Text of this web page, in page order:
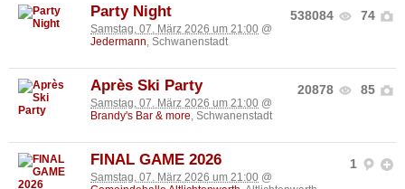
538084 74
Party Night
Samstag, 07. März 2026 um 21:00 @
Jedermann , Schwanenstadt
20878 85
Après Ski Party
Samstag, 07. März 2026 um 21:00 @
Brandy's Bar & more , Schwanenstadt
1
FINAL GAME 2026
Samstag, 07. März 2026 um 21:00 @